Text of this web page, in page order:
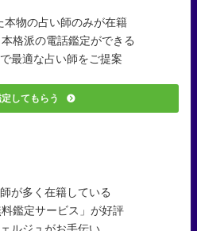
本物の占い師のみが在籍
格派の電話鑑定ができる
最適な占い師をご提案
してもらう
が多く在籍している
鑑定サービス」が好評